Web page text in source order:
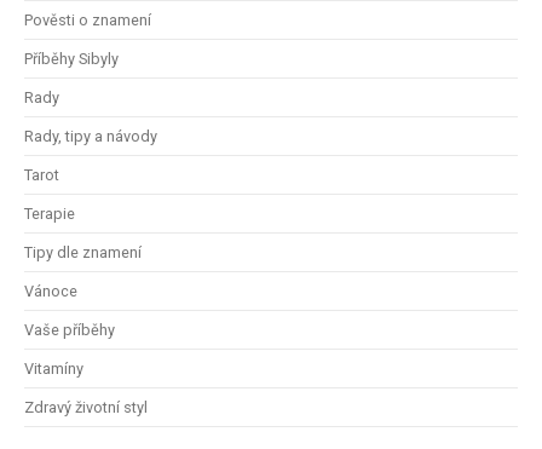
Pověsti o znamení
Příběhy Sibyly
Rady
Rady, tipy a návody
Tarot
Terapie
Tipy dle znamení
Vánoce
Vaše příběhy
Vitamíny
Zdravý životní styl